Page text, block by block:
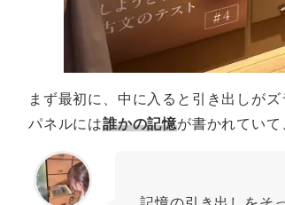
まず最初に、中に入ると引き出しがズ
パネルには誰かの記憶が書かれてい